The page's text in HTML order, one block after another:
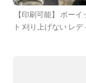
【印刷可能】 ボー
ト 刈り上げない レ